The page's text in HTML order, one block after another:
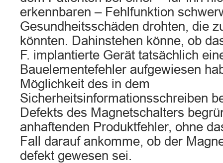
erkennbaren – Fehlfunktion
Gesundheitsschäden drohten, die
könnten. Dahinstehen könne, ob
F. implantierte Gerät tatsächlich
Bauelementefehler aufgewiesen
Möglichkeit des in dem
Sicherheitsinformationsschreiben
Defekts des Magnetschalters
anhaftenden Produktfehler, ohne
Fall darauf ankomme, ob der
defekt gewesen sei.